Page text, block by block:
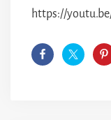
https://